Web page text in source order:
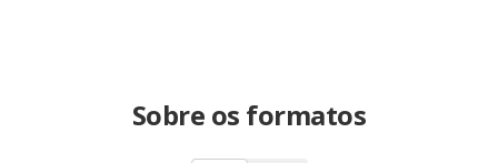
Sobre os formatos